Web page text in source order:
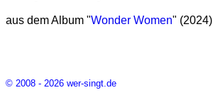
aus dem Album "Wonder Women" (2024)
© 2008 - 2026 wer-singt.de